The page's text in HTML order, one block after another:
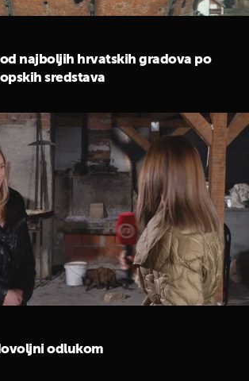
najboljih hrvatskih gradova po
sredstava
odlukom